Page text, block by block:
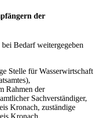
der
Bedarf weitergegeben
Stelle für Wasserwirtschaft
Rahmen der
Sachverständiger,
Kronach, zuständige
Kronach,